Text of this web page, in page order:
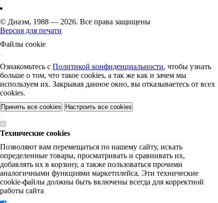
© Диаэм, 1988 — 2026. Все права защищены
Версия для печати
Файлы cookie
Ознакомьтесь с Политикой конфиденциальности, чтобы узнать
больше о том, что такое cookies, а так же как и зачем мы
используем их. Закрывая данное окно, вы отказываетесь от всех
cookies.
Принять все cookies Настроить все cookies
Технические cookies
Позволяют вам перемещаться по нашему сайту, искать
определенные товары, просматривать и сравнивать их,
добавлять их в корзину, а также пользоваться прочими
аналогичными функциями маркетплейса. Эти технические
cookie-файлы должны быть включены всегда для корректной
работы сайта